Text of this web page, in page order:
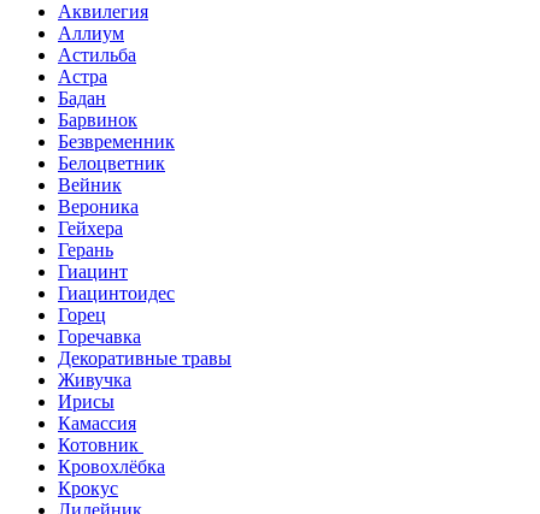
Аквилегия
Аллиум
Астильба
Астра
Бадан
Барвинок
Безвременник
Белоцветник
Вейник
Вероника
Гейхера
Герань
Гиацинт
Гиацинтоидес
Горец
Горечавка
Декоративные травы
Живучка
Ирисы
Камассия
Котовник
Кровохлёбка
Крокус